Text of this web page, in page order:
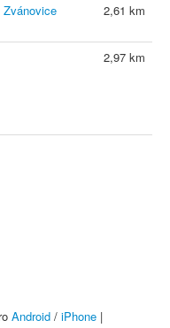
Zvánovice 2,61 km
2,97 km
Android / iPhone |